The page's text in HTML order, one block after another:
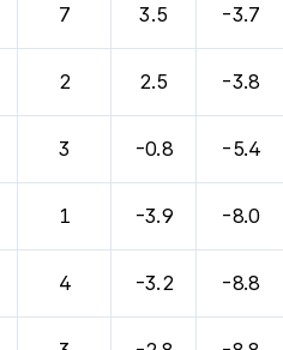
7 3.5 -3.7
2 2.5 -3.8
3 -0.8 -5.4
1 -3.9 -8.0
4 -3.2 -8.8